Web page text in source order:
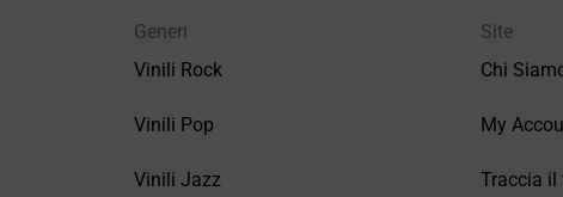
Generi
Vinili Rock
Vinili Pop
Vinili Jazz
Site
Chi
My
Traccia il